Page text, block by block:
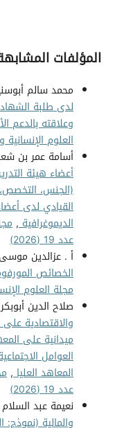
المؤلفات
محمد سالم
لدى طلبة
وعلاقته بالدعم
العلوم الإنسانية
أسامة عمر بن
أعضاء هيئة
(الجنس،
القيادي لدى
الديموغرافية,
عدد 19 (2026)
أ . عزالدين
الخصائص
مجلة العلوم الإنسانية
صلاح الدين
والاقتصادية على
ميدانية على
العوامل
المعاهد العليا,
عدد 19 (2026)
نعيمة عبد